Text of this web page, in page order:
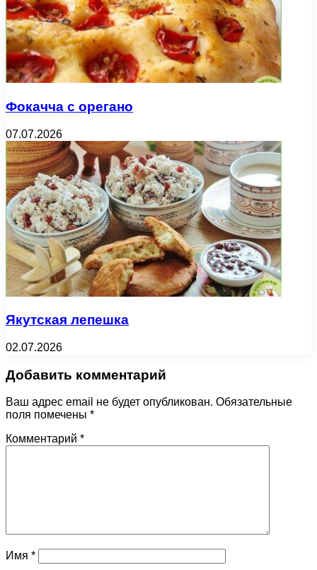
Фокачча с орегано
07.07.2026
Якутская лепешка
02.07.2026
Добавить комментарий
Ваш адрес email не будет опубликован. Обязательные
поля помечены *
Комментарий *
Имя *